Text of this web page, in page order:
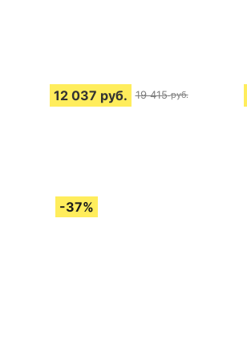
12 037 руб. 19 415 руб.